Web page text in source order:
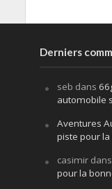
Derniers
seb dans
automobile
Aventures
piste pour la
casimirdans
pour la